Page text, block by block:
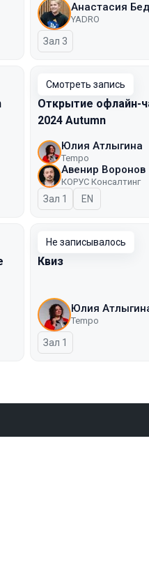
Анастасия
YADRO
Зал 3
Смотреть запись
Открытие офлайн-
2024 Autumn
Юлия Атлыгина
Tempo
Авенир Воронов
КОРУС Консалтинг
Зал 1 На английском
EN
Не записывалось
Квиз
Юлия
Tempo
Зал 1